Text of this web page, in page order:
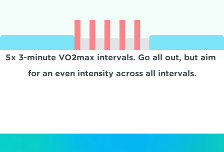
5x 3-minute VO2max intervals. Go all out, but aim
for an even intensity across all intervals.